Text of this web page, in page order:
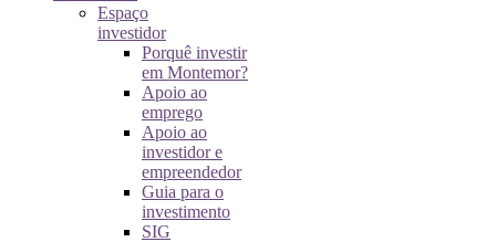
Espaço
investidor
Porquê investir
em Montemor?
Apoio ao
emprego
Apoio ao
investidor e
empreendedor
Guia para o
investimento
SIG